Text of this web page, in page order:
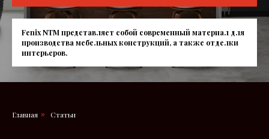
Fenix NTMпредставляет собой современный материал для
производства мебельных конструкций, а также отделки
интерьеров.
Главная » Статьи